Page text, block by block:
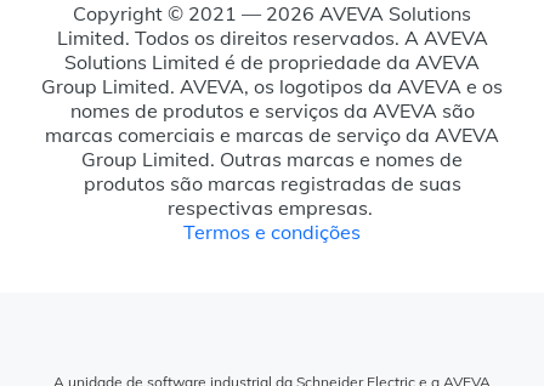
Copyright © 2021 — 2026 AVEVA Solutions
Limited. Todos os direitos reservados. A AVEVA
Solutions Limited é de propriedade da AVEVA
Group Limited. AVEVA, os logotipos da AVEVA e os
nomes de produtos e serviços da AVEVA são
marcas comerciais e marcas de serviço da AVEVA
Group Limited. Outras marcas e nomes de
produtos são marcas registradas de suas
respectivas empresas.
Termos e condições
A unidade de software industrial da Schneider Electric e a AVEVA